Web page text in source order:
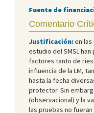
Fuente de
Comentario
Justificación:en las
estudio del SMSL
factores tanto de
influencia de la LM,
hasta la fecha
protector. Sin
(observacional) y la
las pruebas no fueran